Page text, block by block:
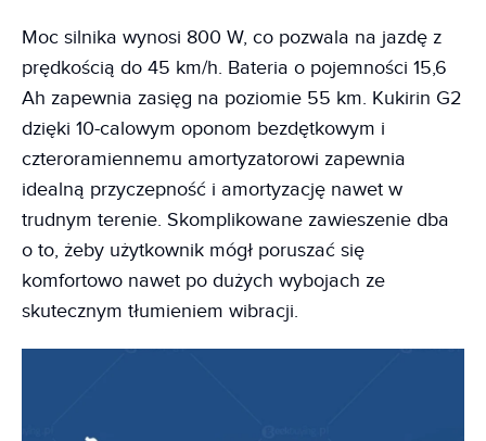
Moc silnika wynosi 800 W, co pozwala na jazdę z
prędkością do 45 km/h. Bateria o pojemności 15,6
Ah zapewnia zasięg na poziomie 55 km. Kukirin G2
dzięki 10-calowym oponom bezdętkowym i
czteroramiennemu amortyzatorowi zapewnia
idealną przyczepność i amortyzację nawet w
trudnym terenie. Skomplikowane zawieszenie dba
o to, żeby użytkownik mógł poruszać się
komfortowo nawet po dużych wybojach ze
skutecznym tłumieniem wibracji.